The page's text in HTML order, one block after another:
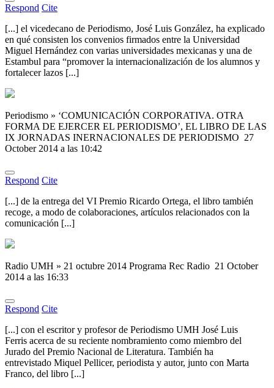
Respond Cite
[...] el vicedecano de Periodismo, José Luis González, ha explicado
en qué consisten los convenios firmados entre la Universidad
Miguel Hernández con varias universidades mexicanas y una de
Estambul para “promover la internacionalización de los alumnos y
fortalecer lazos [...]
Periodismo » ‘COMUNICACIÓN CORPORATIVA. OTRA
FORMA DE EJERCER EL PERIODISMO’, EL LIBRO DE LAS
IX JORNADAS INERNACIONALES DE PERIODISMO 27
October 2014 a las 10:42
Respond Cite
[...] de la entrega del VI Premio Ricardo Ortega, el libro también
recoge, a modo de colaboraciones, artículos relacionados con la
comunicación [...]
Radio UMH » 21 octubre 2014 Programa Rec Radio 21 October
2014 a las 16:33
Respond Cite
[...] con el escritor y profesor de Periodismo UMH José Luis
Ferris acerca de su reciente nombramiento como miembro del
Jurado del Premio Nacional de Literatura. También ha
entrevistado Miquel Pellicer, periodista y autor, junto con Marta
Franco, del libro [...]